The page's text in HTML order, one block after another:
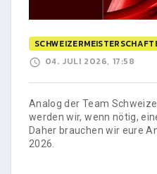
04. JULI 2026, 17:58
Analog der Team
werden wir, wenn nötig,
Daher brauchen wir eure
2026.